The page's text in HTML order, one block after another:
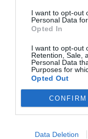
I want to opt-out
Personal Data
Opted In
I want to opt-out
Retention, Sale,
Personal Data
Purposes for
Opted Out
CONFIRM
Data Deletion